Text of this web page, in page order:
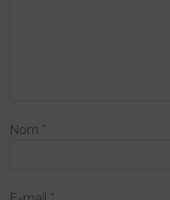
Nom *